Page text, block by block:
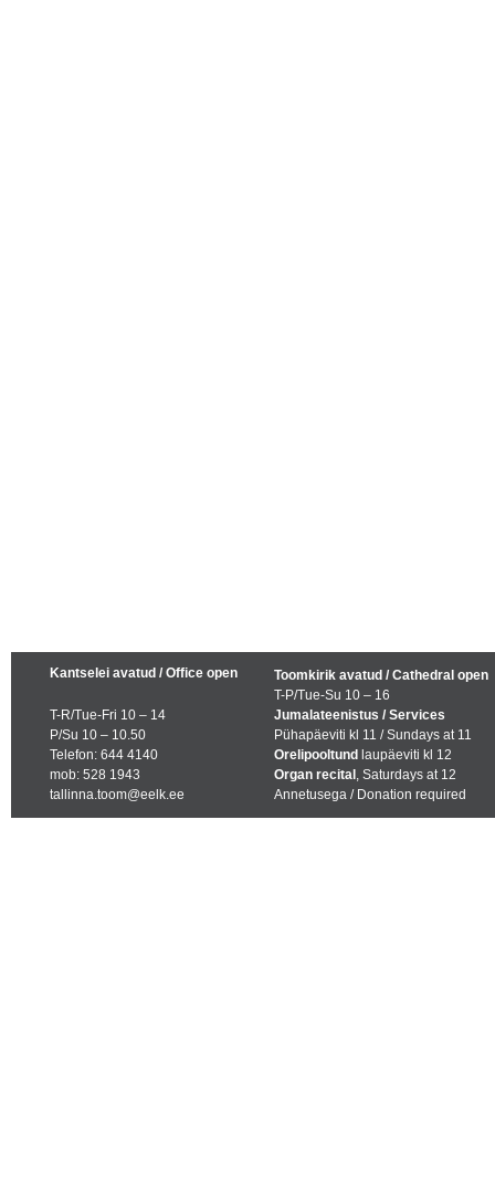
Kantselei avatud / Office open
T-R/Tue-Fri 10 – 14
P/Su 10 – 10.50
Telefon: 644 4140
mob: 528 1943
tallinna.toom@eelk.ee
Toomkirik avatud / Cathedral open
T-P/Tue-Su 10 – 16
Jumalateenistus / Services
Pühapäeviti kl 11 / Sundays at 11
Orelipooltund laupäeviti kl 12
Organ recital , Saturdays at 12
Annetusega / Donation required